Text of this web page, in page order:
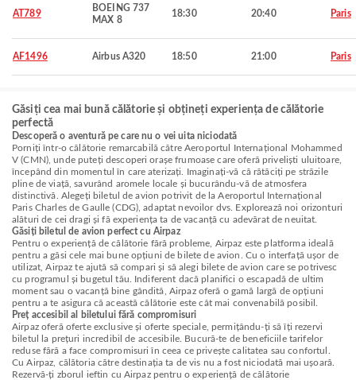
AT789
BOEING 737
MAX 8
18:30 20:40 Paris
AF1496 Airbus A320 18:50 21:00 Paris
Găsiți cea mai bună călătorie și obțineți experiența de călătorie
perfectă
Descoperă o aventură pe care nu o vei uita niciodată
Porniți într-o călătorie remarcabilă către Aeroportul Internațional Mohammed
V (CMN), unde puteți descoperi orașe frumoase care oferă priveliști uluitoare,
începând din momentul în care aterizați. Imaginați-vă că rătăciți pe străzile
pline de viață, savurând aromele locale și bucurându-vă de atmosfera
distinctivă. Alegeți biletul de avion potrivit de la Aeroportul Internațional
Paris Charles de Gaulle (CDG), adaptat nevoilor dvs. Explorează noi orizonturi
alături de cei dragi și fă experiența ta de vacanță cu adevărat de neuitat.
Găsiți biletul de avion perfect cu Airpaz
Pentru o experiență de călătorie fără probleme, Airpaz este platforma ideală
pentru a găsi cele mai bune opțiuni de bilete de avion. Cu o interfață ușor de
utilizat, Airpaz te ajută să compari și să alegi bilete de avion care se potrivesc
cu programul și bugetul tău. Indiferent dacă planifici o escapadă de ultim
moment sau o vacanță bine gândită, Airpaz oferă o gamă largă de opțiuni
pentru a te asigura că această călătorie este cât mai convenabilă posibil.
Preț accesibil al biletului fără compromisuri
Airpaz oferă oferte exclusive și oferte speciale, permițându-ți să îți rezervi
biletul la prețuri incredibil de accesibile. Bucură-te de beneficiile tarifelor
reduse fără a face compromisuri în ceea ce privește calitatea sau confortul.
Cu Airpaz, călătoria către destinația ta de vis nu a fost niciodată mai ușoară.
Rezervă-ți zborul ieftin cu Airpaz pentru o experiență de călătorie